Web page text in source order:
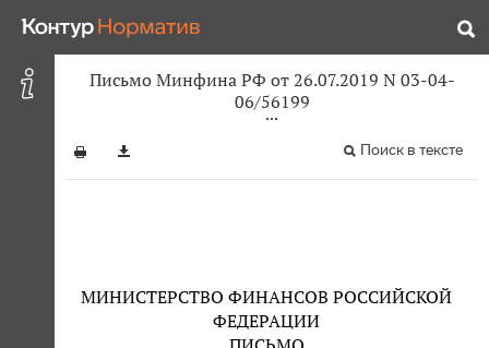
Письмо Минфина РФ от 26.07.2019 N 03-04-
06/56199
Поиск в тексте
МИНИСТЕРСТВО ФИНАНСОВ РОССИЙСКОЙ
ФЕДЕРАЦИИ